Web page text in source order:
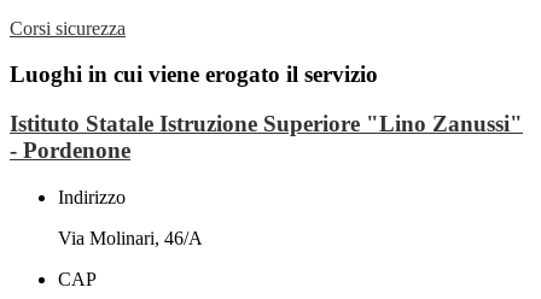
Corsi sicurezza
Luoghi in cui viene erogato il servizio
Istituto Statale Istruzione Superiore "Lino Zanussi"
- Pordenone
Indirizzo
Via Molinari, 46/A
CAP